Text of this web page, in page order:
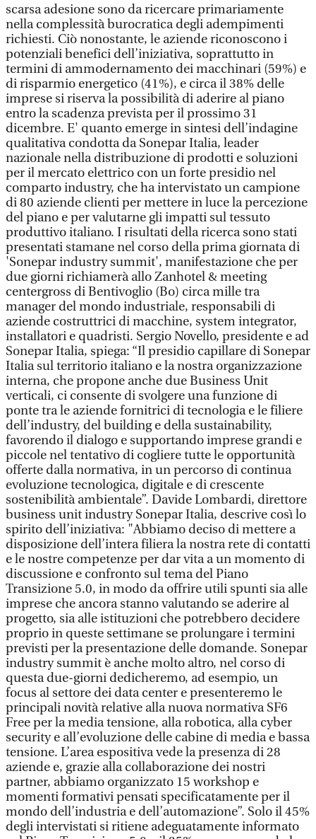
scarsa adesione sono da ricercare primariamente
nella complessità burocratica degli adempimenti
richiesti. Ciò nonostante, le aziende riconoscono i
potenziali benefici dell’iniziativa, soprattutto in
termini di ammodernamento dei macchinari (59%) e
di risparmio energetico (41%), e circa il 38% delle
imprese si riserva la possibilità di aderire al piano
entro la scadenza prevista per il prossimo 31
dicembre. E' quanto emerge in sintesi dell’indagine
qualitativa condotta da Sonepar Italia, leader
nazionale nella distribuzione di prodotti e soluzioni
per il mercato elettrico con un forte presidio nel
comparto industry, che ha intervistato un campione
di 80 aziende clienti per mettere in luce la percezione
del piano e per valutarne gli impatti sul tessuto
produttivo italiano. I risultati della ricerca sono stati
presentati stamane nel corso della prima giornata di
'Sonepar industry summit', manifestazione che per
due giorni richiamerà allo Zanhotel & meeting
centergross di Bentivoglio (Bo) circa mille tra
manager del mondo industriale, responsabili di
aziende costruttrici di macchine, system integrator,
installatori e quadristi. Sergio Novello, presidente e ad
Sonepar Italia, spiega: “Il presidio capillare di Sonepar
Italia sul territorio italiano e la nostra organizzazione
interna, che propone anche due Business Unit
verticali, ci consente di svolgere una funzione di
ponte tra le aziende fornitrici di tecnologia e le filiere
dell’industry, del building e della sustainability,
favorendo il dialogo e supportando imprese grandi e
piccole nel tentativo di cogliere tutte le opportunità
offerte dalla normativa, in un percorso di continua
evoluzione tecnologica, digitale e di crescente
sostenibilità ambientale”. Davide Lombardi, direttore
business unit industry Sonepar Italia, descrive così lo
spirito dell’iniziativa: "Abbiamo deciso di mettere a
disposizione dell’intera filiera la nostra rete di contatti
e le nostre competenze per dar vita a un momento di
discussione e confronto sul tema del Piano
Transizione 5.0, in modo da offrire utili spunti sia alle
imprese che ancora stanno valutando se aderire al
progetto, sia alle istituzioni che potrebbero decidere
proprio in queste settimane se prolungare i termini
previsti per la presentazione delle domande. Sonepar
industry summit è anche molto altro, nel corso di
questa due-giorni dedicheremo, ad esempio, un
focus al settore dei data center e presenteremo le
principali novità relative alla nuova normativa SF6
Free per la media tensione, alla robotica, alla cyber
security e all’evoluzione delle cabine di media e bassa
tensione. L’area espositiva vede la presenza di 28
aziende e, grazie alla collaborazione dei nostri
partner, abbiamo organizzato 15 workshop e
momenti formativi pensati specificatamente per il
mondo dell’industria e dell’automazione”. Solo il 45%
degli intervistati si ritiene adeguatamente informato